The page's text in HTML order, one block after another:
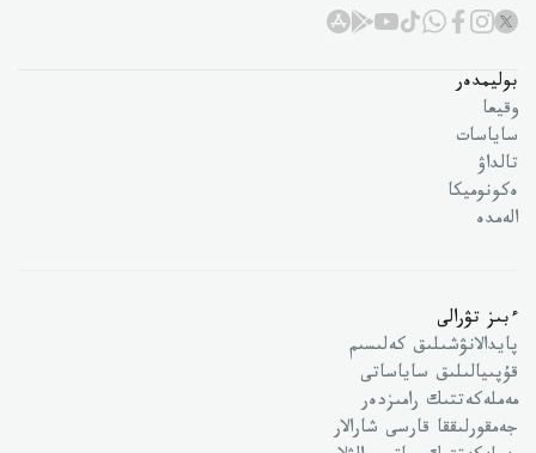
بوليمدەر
وقيعا
ساياسات
تالداۋ
ەكونوميكا
الەمدە
ءبىز تۋرالى
پايدالانۋشىلىق كەلىسىم
قۇپىيالىلىق ساياساتى
مەملەكەتتىك رامىزدەر
جەمقورلىققا قارسى شارالار